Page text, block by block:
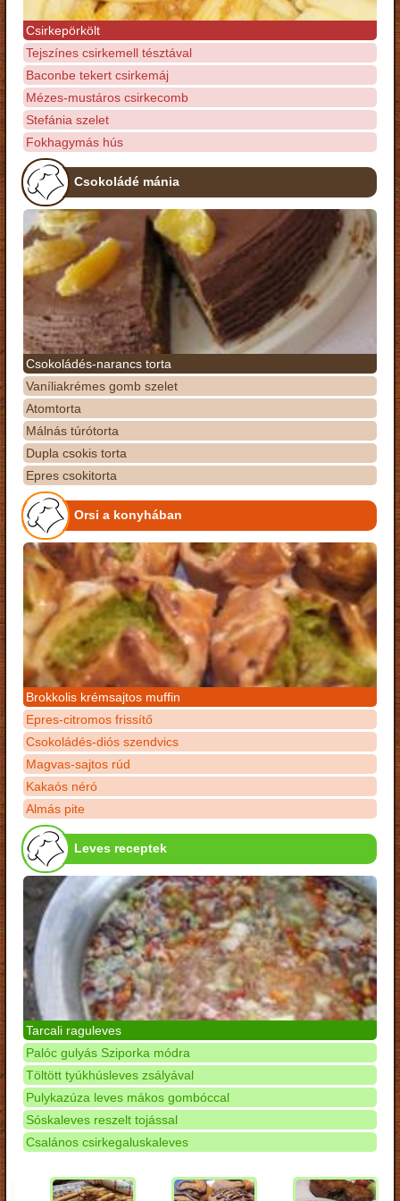
Csirkepörkölt
Tejszínes csirkemell tésztával
Baconbe tekert csirkemáj
Mézes-mustáros csirkecomb
Stefánia szelet
Fokhagymás hús
Csokoládé mánia
Csokoládés-narancs torta
Vaníliakrémes gomb szelet
Atomtorta
Málnás túrótorta
Dupla csokis torta
Epres csokitorta
Orsi a konyhában
Brokkolis krémsajtos muffin
Epres-citromos frissítő
Csokoládés-diós szendvics
Magvas-sajtos rúd
Kakaós néró
Almás pite
Leves receptek
Tarcali raguleves
Palóc gulyás Sziporka módra
Töltött tyúkhúsleves zsályával
Pulykazúza leves mákos gombóccal
Sóskaleves reszelt tojással
Csalános csirkegaluskaleves